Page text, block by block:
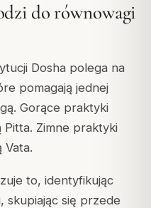
do równowagi
Dosha polega na
pomagają jednej
Gorące praktyki
Pitta. Zimne praktyki
Vata.
to, identyfikując
skupiając się przede